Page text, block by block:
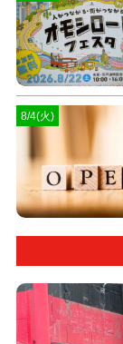
8/4(火)